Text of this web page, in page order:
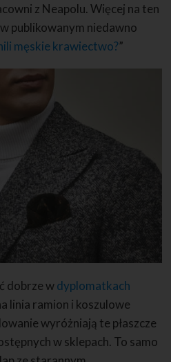
z Neapolu. Więcej na ten
publikowanym niedawno
męskie krawiectwo?”
dobrze wdyplomatkach
linia ramion i koszulowe
wyróżniają te płaszcze
w sklepach. To samo